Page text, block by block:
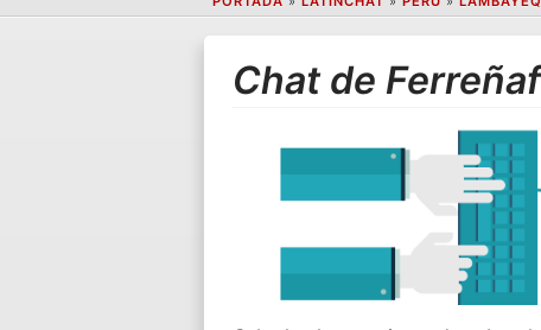
Chat de